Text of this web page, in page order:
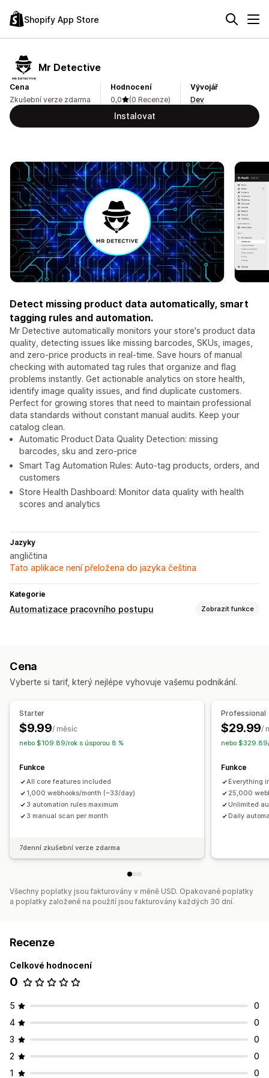
Shopify App Store
Mr Detective
Cena
Zkušební verze zdarma
Hodnocení
0,0
(0 Recenze)
Vývojář
Dev
Instalovat
Detect missing product data automatically, smart
tagging rules and automation.
Mr Detective automatically monitors your store's product data
quality, detecting issues like missing barcodes, SKUs, images,
and zero-price products in real-time. Save hours of manual
checking with automated tag rules that organize and flag
problems instantly. Get actionable analytics on store health,
identify image quality issues, and find duplicate customers.
Perfect for growing stores that need to maintain professional
data standards without constant manual audits. Keep your
catalog clean.
Automatic Product Data Quality Detection: missing
barcodes, sku and zero-price
Smart Tag Automation Rules: Auto-tag products, orders, and
customers
Store Health Dashboard: Monitor data quality with health
scores and analytics
Jazyky
angličtina
Tato aplikace není přeložena do jazyka čeština
Kategorie
Automatizace pracovního postupu Zobrazit funkce
Úrovně skladových zásob
Cena
Vyberte si tarif, který nejlépe vyhovuje vašemu podnikání.
Starter
$9.99/ měsíc
nebo $109.89/rok s úsporou 8 %
Funkce
All core features included
1,000 webhooks/month (~33/day)
3 automation rules maximum
3 manual scan per month
7denní zkušební verze zdarma
Professional
$29.99/
nebo
Funkce
Everything
25,000
Unlimited
Daily
Všechny poplatky jsou fakturovány v měně USD. Opakované poplatky
a poplatky založené na použití jsou fakturovány každých 30 dní.
Recenze
Celkové hodnocení
0
5
0
4
0
3
0
2
0
1
0